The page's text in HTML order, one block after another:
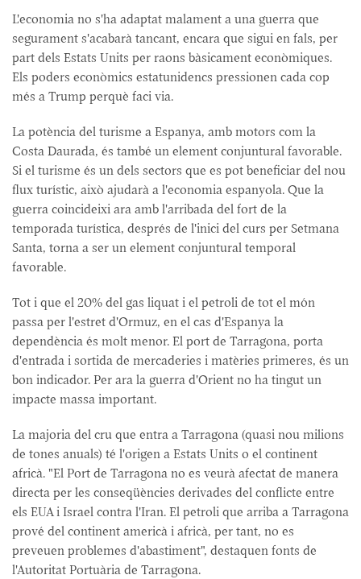
L'economia no s'ha adaptat malament a una guerra que
segurament s'acabarà tancant, encara que sigui en fals, per
part dels Estats Units per raons bàsicament econòmiques.
Els poders econòmics estatunidencs pressionen cada cop
més a Trump perquè faci via.
La potència del turisme a Espanya, amb motors com la
Costa Daurada, és també un element conjuntural favorable.
Si el turisme és un dels sectors que es pot beneficiar del nou
flux turístic, això ajudarà a l'economia espanyola. Que la
guerra coincideixi ara amb l'arribada del fort de la
temporada turística, després de l'inici del curs per Setmana
Santa, torna a ser un element conjuntural temporal
favorable.
Tot i que el 20% del gas liquat i el petroli de tot el món
passa per l'estret d'Ormuz, en el cas d'Espanya la
dependència és molt menor. El port de Tarragona, porta
d'entrada i sortida de mercaderies i matèries primeres, és un
bon indicador. Per ara la guerra d'Orient no ha tingut un
impacte massa important.
La majoria del cru que entra a Tarragona (quasi nou milions
de tones anuals) té l'origen a Estats Units o el continent
africà. "El Port de Tarragona no es veurà afectat de manera
directa per les conseqüències derivades del conflicte entre
els EUA i Israel contra l'Iran. El petroli que arriba a Tarragona
prové del continent americà i africà, per tant, no es
preveuen problemes d'abastiment", destaquen fonts de
l'Autoritat Portuària de Tarragona.